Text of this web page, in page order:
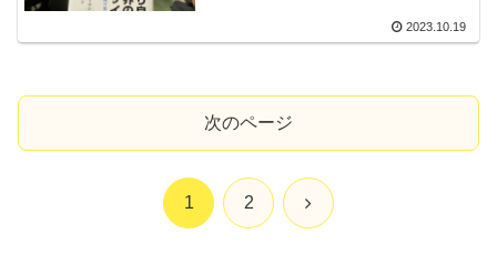
2023.10.19
次のページ
1 2 次